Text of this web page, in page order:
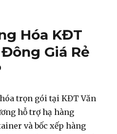
Hóa KĐT
Giá Rẻ
trọn gói tại KĐT Văn
hỗ trợ hạ hàng
và bốc xếp hàng